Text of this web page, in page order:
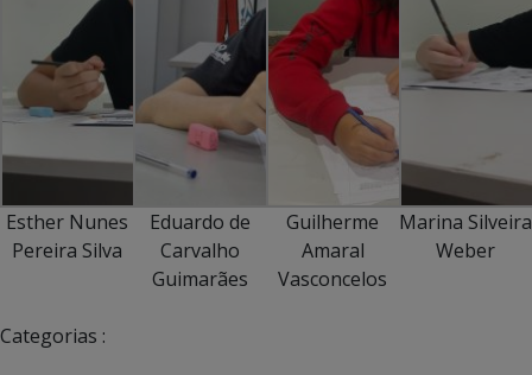
Esther Nunes
Pereira Silva
Eduardo de
Carvalho
Guimarães
Guilherme
Amaral
Vasconcelos
Marina Silveira
Weber
Categorias :